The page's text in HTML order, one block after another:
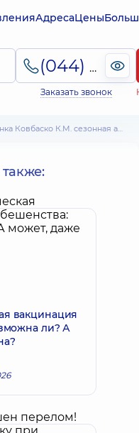
АдресаЦены
(044) 495-2-888
Заказать звонок
Ковбаско К.М. сезонная аллергия
вакцинация
ли? А